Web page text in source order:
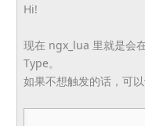
Hi!
现在 ngx_lua 里就是会
Type。
如果不想触发的话，可以